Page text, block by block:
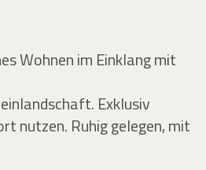
Wohnen im Einklang mit
Exklusiv
nutzen. Ruhig gelegen, mit